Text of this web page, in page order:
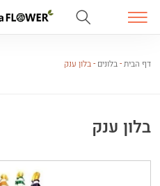
דף הבית-בלונים -בלון ענק
בלון ענק